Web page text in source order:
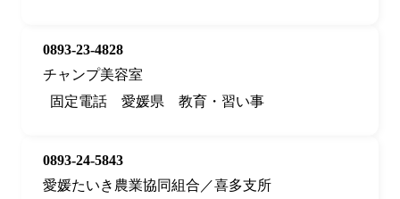
0893-23-4828
チャンプ美容室
固定電話
愛媛県 教育・習い事
0893-24-5843
愛媛たいき農業協同組合／喜多支所